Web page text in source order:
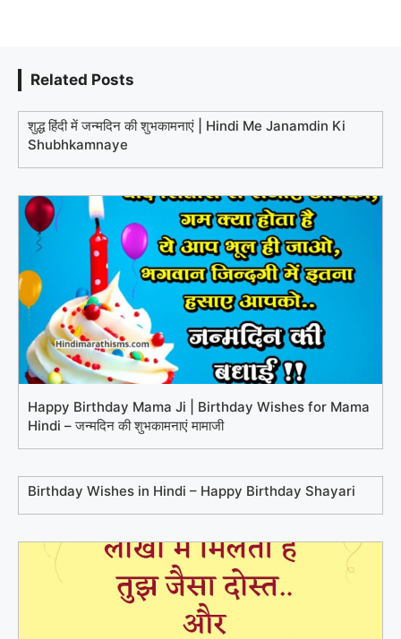
Related Posts
शुद्ध हिंदी में जन्मदिन की शुभकामनाएं | Hindi Me Janamdin Ki
Shubhkamnaye
Happy Birthday Mama Ji | Birthday Wishes for Mama
Hindi – जन्मदिन की शुभकामनाएं मामाजी
Birthday Wishes in Hindi – Happy Birthday Shayari